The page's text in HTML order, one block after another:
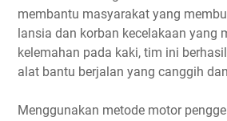
membantu masyarakat yang
lansia dan korban kecelakaan yang
kelemahan pada kaki, tim ini
alat bantu berjalan yang canggih
Menggunakan metode motor